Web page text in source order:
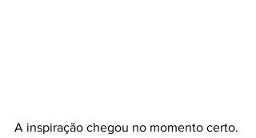
A inspiração chegou no momento certo.